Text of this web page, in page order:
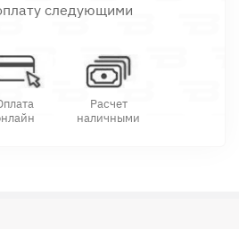
следующими
Расчет
наличными